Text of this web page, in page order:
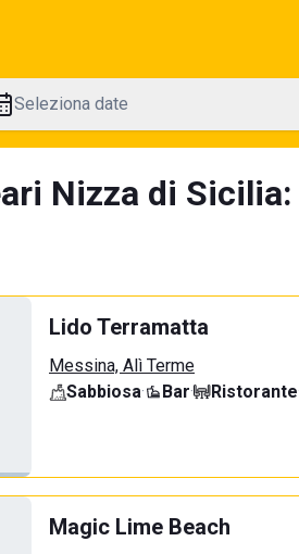
Seleziona date
Nizza di
Lido Terramatta
Messina, Alì Terme
Sabbiosa· Bar· Ristorante
Magic Lime Beach